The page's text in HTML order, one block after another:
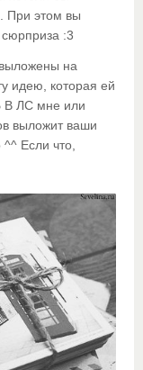
При этом вы
сюрприза :3
на
идею, которая ей
В ЛС мне или
выложит ваши
Если что,